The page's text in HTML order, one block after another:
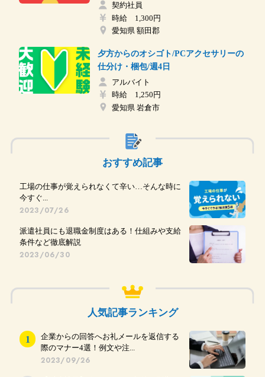
契約社員
時給 1,300円
愛知県 額田郡
夕方からのオシゴト/PCアクセサリーの
仕分け・梱包/週4日
アルバイト
時給 1,250円
愛知県 岩倉市
おすすめ記事
工場の仕事が覚えられなくて辛い…そんな時に
今すぐ...
2023/07/26
派遣社員にも退職金制度はある！仕組みや支給
条件など徹底解説
2023/06/30
人気記事ランキング
企業からの回答へお礼メールを返信する
際のマナー4選！例文や注...
2023/09/26